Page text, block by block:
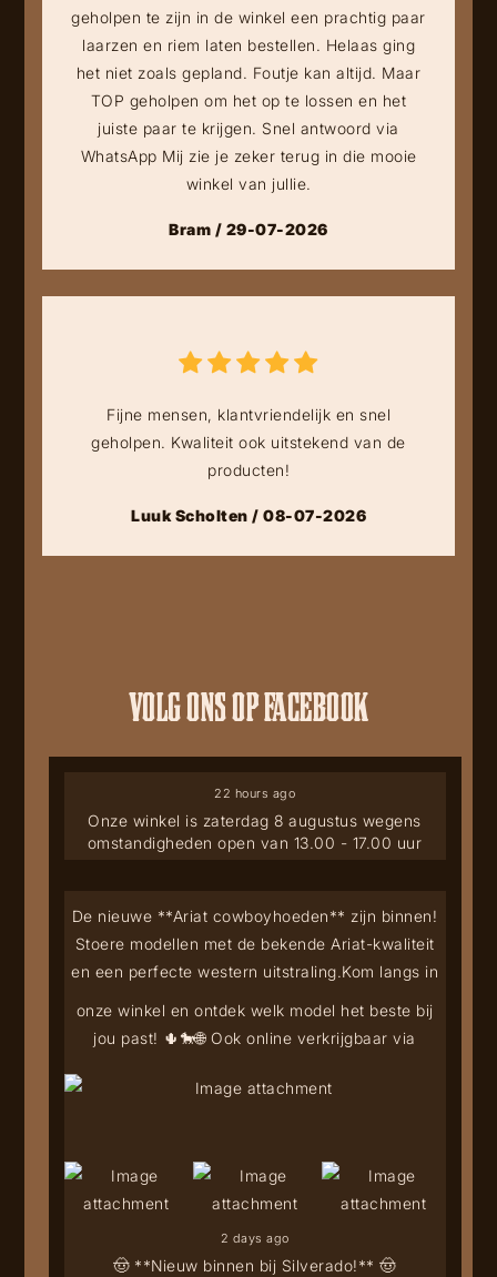
geholpen te zijn in de winkel een prachtig paar
laarzen en riem laten bestellen. Helaas ging
het niet zoals gepland. Foutje kan altijd. Maar
TOP geholpen om het op te lossen en het
juiste paar te krijgen. Snel antwoord via
WhatsApp Mij zie je zeker terug in die mooie
winkel van jullie.
Bram / 29-07-2026
Fijne mensen, klantvriendelijk en snel
geholpen. Kwaliteit ook uitstekend van de
producten!
Luuk Scholten / 08-07-2026
VOLG ONS OP FACEBOOK
Onze winkel is zaterdag 8 augustus wegens
omstandigheden open van 13.00 - 17.00 uur
22 hours ago
🤠 **Nieuw binnen bij Silverado!** 🤠
De nieuwe **Ariat cowboyhoeden** zijn binnen!
Stoere modellen met de bekende Ariat-kwaliteit
en een perfecte western uitstraling.Kom langs in
onze winkel en ontdek welk model het beste bij
jou past! 🌵🐎🌐 Ook online verkrijgbaar via
2 days ago